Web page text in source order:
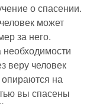
о спасении.
может
за него.
веру человек
на
вы спасены